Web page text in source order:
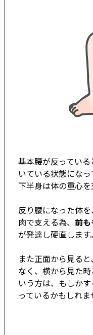
基本腰が反っている
いている状態になっ
下半身は体の重心を
反り腰になった体
肉で支える為、 前
が発達し硬直します。
また正面から見ると
なく、横から見た時
いう方は、もしか
っているかもしれま